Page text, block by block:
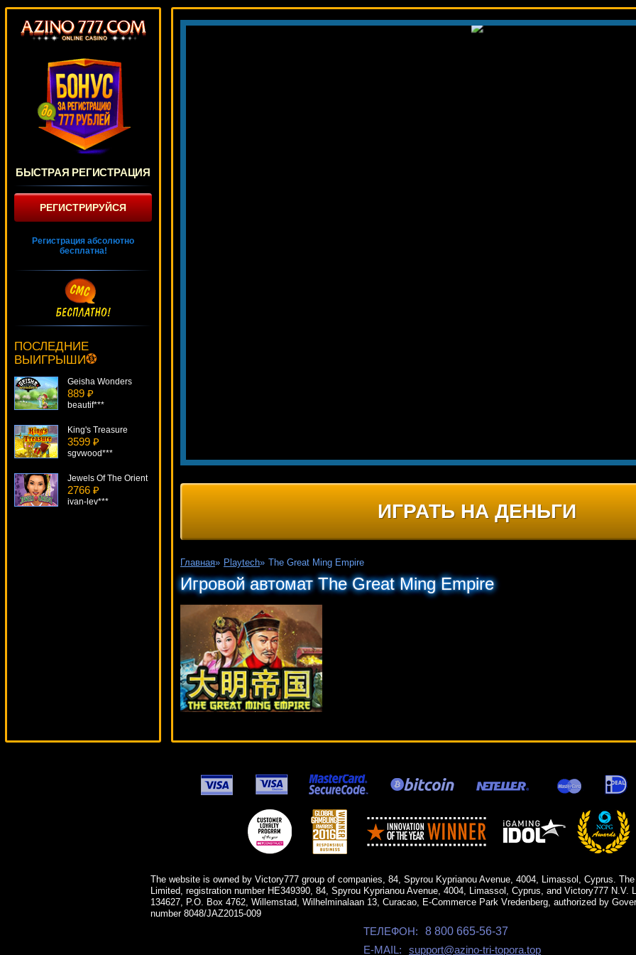
ИГРАТЬ НА ДЕНЬГИ
Главная» Playtech» The Great Ming Empire
Игровой автомат The Great Ming Empire
БЫСТРАЯ РЕГИСТРАЦИЯ
РЕГИСТРИРУЙСЯ
Регистрация абсолютно
бесплатна!
ПОСЛЕДНИЕ
ВЫИГРЫШИ
3425 ₽
Lucy***
Geisha Wonders
889 ₽
beautif***
King's Treasure
3599 ₽
sgvwood***
Jewels Of The Orient
2766 ₽
ivan-lev***
The website is owned by Victory777 group of companies, 84, Spyrou Kyprianou Avenue, 4004, Limassol, Cyprus.
Limited, registration number HE349390, 84, Spyrou Kyprianou Avenue, 4004, Limassol, Cyprus, and Victory777 N.V.
134627, P.O. Box 4762, Willemstad, Wilhelminalaan 13, Curacao, E-Commerce Park Vredenberg, authorized by
number 8048/JAZ2015-009
ТЕЛЕФОН:
8 800 665-56-37
E-MAIL:
support@azino-tri-topora.top